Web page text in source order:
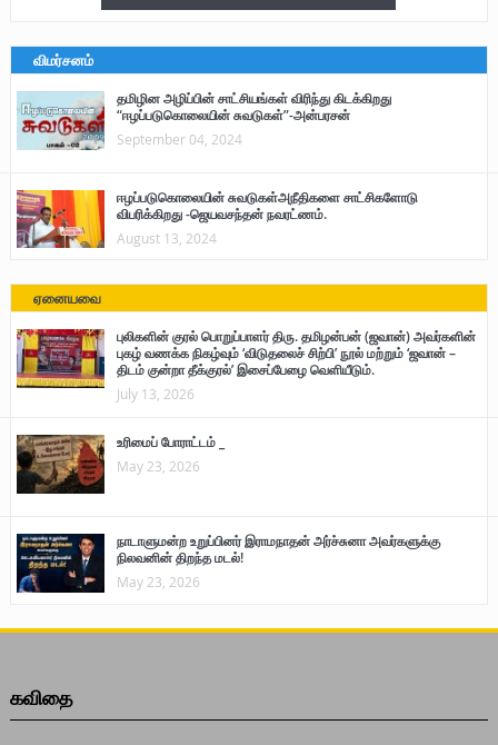
விமர்சனம்
தமிழின அழிப்பின் சாட்சியங்கள் விரிந்து கிடக்கிறது
“ஈழப்படுகொலையின் சுவடுகள்”-அன்பரசன்
September 04, 2024
ஈழப்படுகொலையின் சுவடுகள்அநீதிகளை சாட்சிகளோடு
விபரிக்கிறது -ஜெயவசந்தன் நவரட்ணம்.
August 13, 2024
ஏனையவை
புலிகளின் குரல் பொறுப்பாளர் திரு. தமிழன்பன் (ஜவான்) அவர்களின்
புகழ் வணக்க நிகழ்வும் ‘விடுதலைச் சிற்பி’ நூல் மற்றும் ‘ஜவான் –
திடம் குன்றா தீக்குரல்’ இசைப்பேழை வெளியீடும்.
July 13, 2026
உரிமைப் போராட்டம் _
May 23, 2026
நாடாளுமன்ற உறுப்பினர் இராமநாதன் அர்ச்சுனா அவர்களுக்கு
நிலவனின் திறந்த மடல்!
May 23, 2026
கவிதை